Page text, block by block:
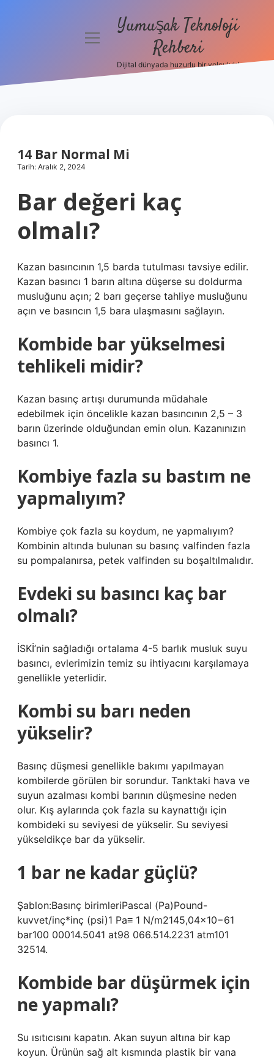
menüyüYumuşak Teknoloji
Rehberi
Dijital dünyada huzurlu bir yolculuk!
14 Bar Normal Mi
Tarih: Aralık 2, 2024
Bar değeri kaç
olmalı?
Kazan basıncının 1,5 barda tutulması tavsiye edilir.
Kazan basıncı 1 barın altına düşerse su doldurma
musluğunu açın; 2 barı geçerse tahliye musluğunu
açın ve basıncın 1,5 bara ulaşmasını sağlayın.
Kombide bar yükselmesi
tehlikeli midir?
Kazan basınç artışı durumunda müdahale
edebilmek için öncelikle kazan basıncının 2,5 – 3
barın üzerinde olduğundan emin olun. Kazanınızın
basıncı 1.
Kombiye fazla su bastım ne
yapmalıyım?
Kombiye çok fazla su koydum, ne yapmalıyım?
Kombinin altında bulunan su basınç valfinden fazla
su pompalanırsa, petek valfinden su boşaltılmalıdır.
Evdeki su basıncı kaç bar
olmalı?
İSKİ’nin sağladığı ortalama 4-5 barlık musluk suyu
basıncı, evlerimizin temiz su ihtiyacını karşılamaya
genellikle yeterlidir.
Kombi su barı neden
yükselir?
Basınç düşmesi genellikle bakımı yapılmayan
kombilerde görülen bir sorundur. Tanktaki hava ve
suyun azalması kombi barının düşmesine neden
olur. Kış aylarında çok fazla su kaynattığı için
kombideki su seviyesi de yükselir. Su seviyesi
yükseldikçe bar da yükselir.
1 bar ne kadar güçlü?
Şablon:Basınç birimleriPascal (Pa)Pound-
kuvvet/inç*inç (psi)1 Pa≡ 1 N/m2145,04×10−61
bar100 00014.5041 at98 066.514.2231 atm101
32514.
Kombide bar düşürmek için
ne yapmalı?
Su ısıtıcısını kapatın. Akan suyun altına bir kap
koyun. Ürünün sağ alt kısmında plastik bir vana